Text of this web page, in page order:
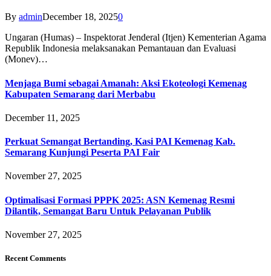
By adminDecember 18, 20250
Ungaran (Humas) – Inspektorat Jenderal (Itjen) Kementerian Agama
Republik Indonesia melaksanakan Pemantauan dan Evaluasi
(Monev)…
Menjaga Bumi sebagai Amanah: Aksi Ekoteologi Kemenag
Kabupaten Semarang dari Merbabu
December 11, 2025
Perkuat Semangat Bertanding, Kasi PAI Kemenag Kab.
Semarang Kunjungi Peserta PAI Fair
November 27, 2025
Optimalisasi Formasi PPPK 2025: ASN Kemenag Resmi
Dilantik, Semangat Baru Untuk Pelayanan Publik
November 27, 2025
Recent Comments